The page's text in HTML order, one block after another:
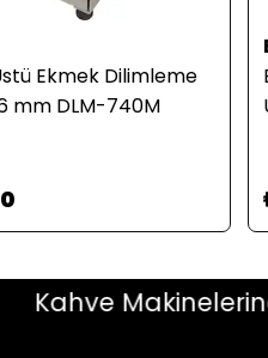
Ekmek Dilimleme
mm DLM-740M
Makinelerinde